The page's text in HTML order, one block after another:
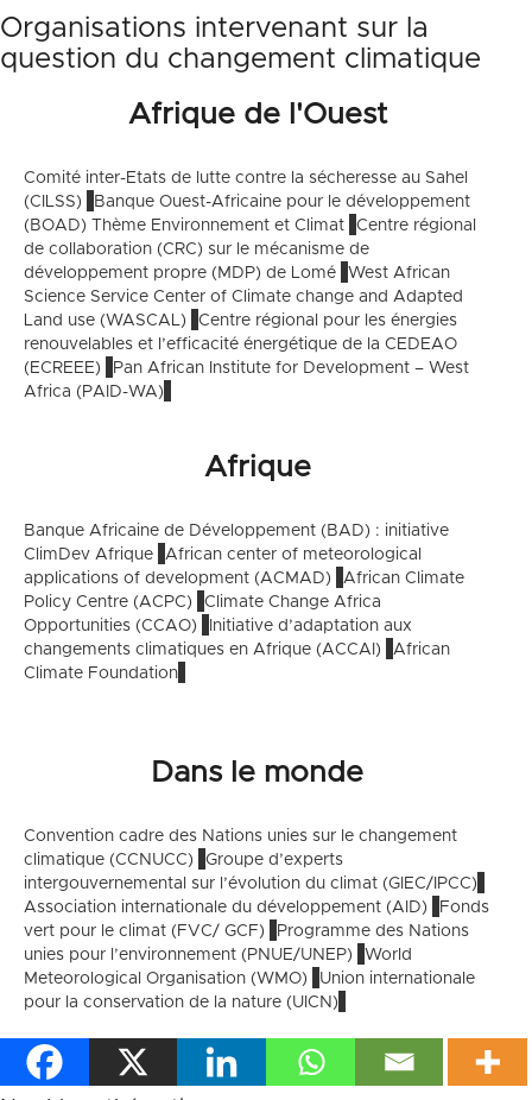
Organisations intervenant sur la
question du changement climatique
Afrique de l'Ouest
Comité inter-Etats de lutte contre la sécheresse au Sahel
(CILSS)
Banque Ouest-Africaine pour le développement
(BOAD) Thème Environnement et Climat
Centre régional
de collaboration (CRC) sur le mécanisme de
développement propre (MDP) de Lomé
West African
Science Service Center of Climate change and Adapted
Land use (WASCAL)
Centre régional pour les énergies
renouvelables et l’efficacité énergétique de la CEDEAO
(ECREEE)
Pan African Institute for Development – West
Africa (PAID-WA)
Afrique
Banque Africaine de Développement (BAD) : initiative
ClimDev Afrique
African center of meteorological
applications of development (ACMAD)
African Climate
Policy Centre (ACPC)
Climate Change Africa
Opportunities (CCAO)
Initiative d’adaptation aux
changements climatiques en Afrique (ACCAI)
African
Climate Foundation
Dans le monde
Convention cadre des Nations unies sur le changement
climatique (CCNUCC)
Groupe d’experts
intergouvernemental sur l’évolution du climat (GIEC/IPCC)
Association internationale du développement (AID)
Fonds
vert pour le climat (FVC/ GCF)
Programme des Nations
unies pour l’environnement (PNUE/UNEP)
World
Meteorological Organisation (WMO)
Union internationale
pour la conservation de la nature (UICN)